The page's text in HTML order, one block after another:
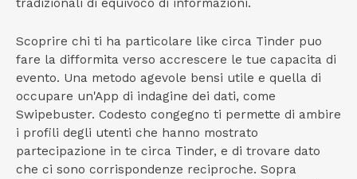
tradizionali di equivoco di informazioni.
Scoprire chi ti ha particolare like circa Tinder puo
fare la difformita verso accrescere le tue capacita di
evento. Una metodo agevole bensi utile e quella di
occupare un'App di indagine dei dati, come
Swipebuster. Codesto congegno ti permette di ambire
i profili degli utenti che hanno mostrato
partecipazione in te circa Tinder, e di trovare dato
che ci sono corrispondenze reciproche. Sopra